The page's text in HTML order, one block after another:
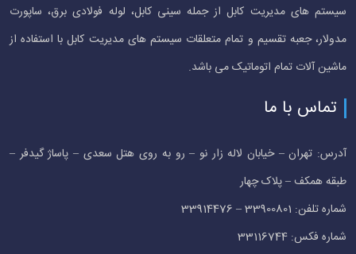
سیستم های مدیریت کابل از جمله سینی کابل، لوله فولادی برق، ساپورت
مدولار، جعبه تقسیم و تمام متعلقات سیستم های مدیریت کابل با استفاده از
ماشین آلات تمام اتوماتیک می باشد.
تماس با ما
آدرس: تهران – خیابان لاله زار نو – رو به روی هتل سعدی – پاساژ گیدفر –
طبقه همکف – پلاک چهار
شماره تلفن: 33900801 – 33914476
شماره فکس: 33116744